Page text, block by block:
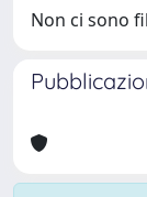
Non ci sono